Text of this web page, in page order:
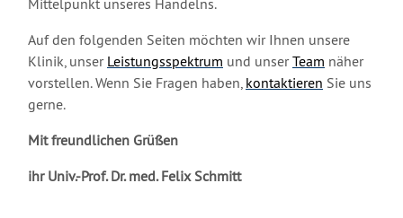
Auf den folgenden Seiten möchten wir Ihnen unsere
Klinik, unser Leistungsspektrum und unserTeam näher
vorstellen. Wenn Sie Fragen haben, kontaktieren Sie uns
gerne.
Mit freundlichen Grüßen
ihr Univ.-Prof. Dr. med. Felix Schmitt